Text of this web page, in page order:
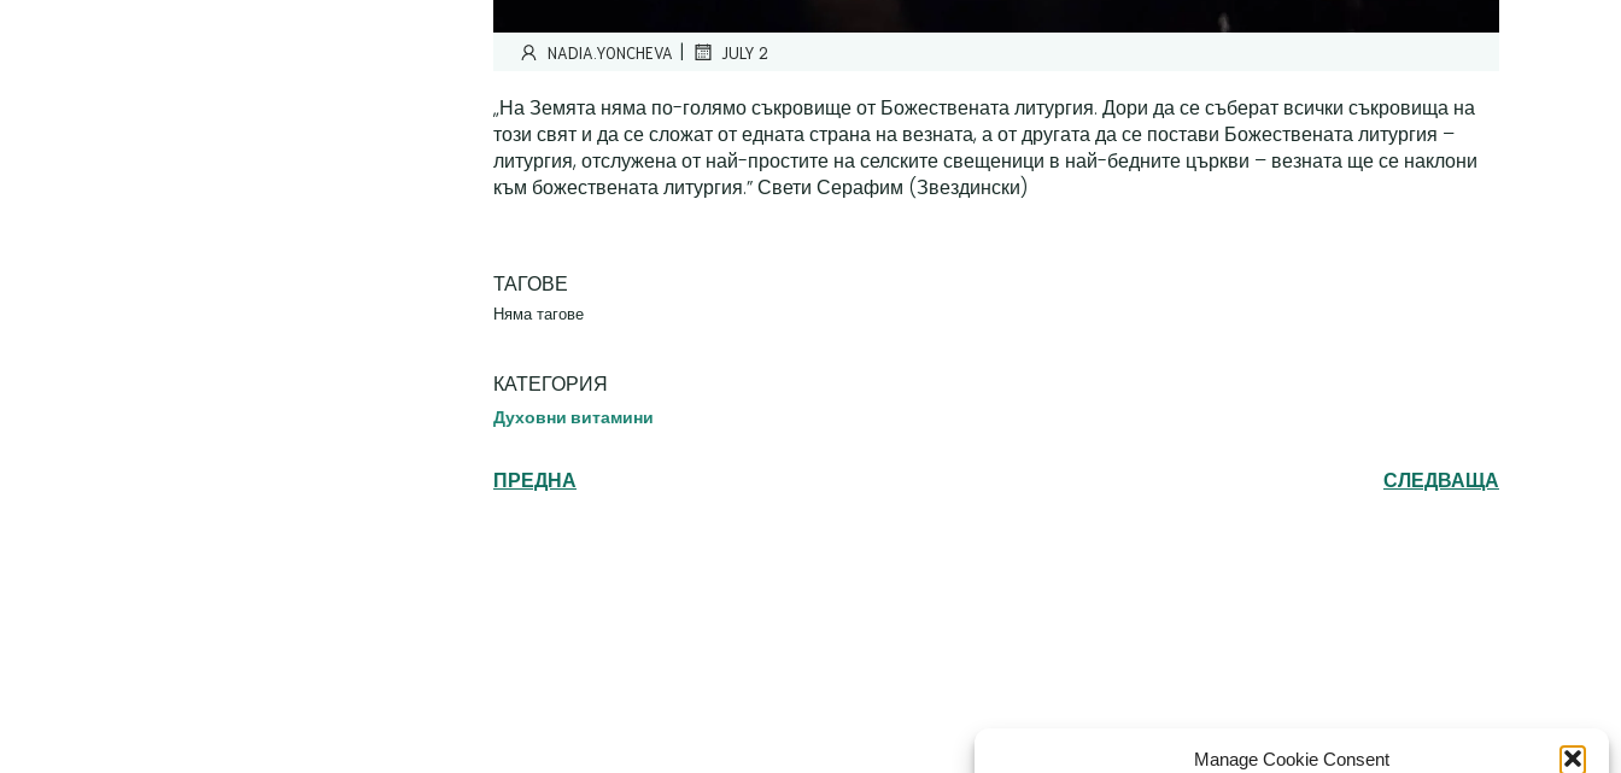
Manage Cookie Consent
NADIA.YONCHEVA | JULY 2
„На Земята няма по-голямо съкровище от Божествената литургия. Дори да се съберат всички съкровища на
този свят и да се сложат от едната страна на везната, а от другата да се постави Божествената литургия –
литургия, отслужена от най-простите на селските свещеници в най-бедните църкви – везната ще се наклони
към божествената литургия.” Свети Серафим (Звездински)
ТАГОВЕ
Няма тагове
КАТЕГОРИЯ
Духовни витамини
ПРЕДНА СЛЕДВАЩА
The Bulgarian Orthodox Community of St John